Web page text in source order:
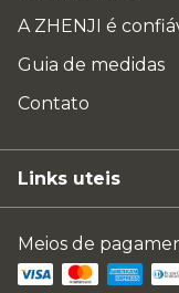
A ZHENJI é
Guia de medidas
Contato
Links uteis
Meios de